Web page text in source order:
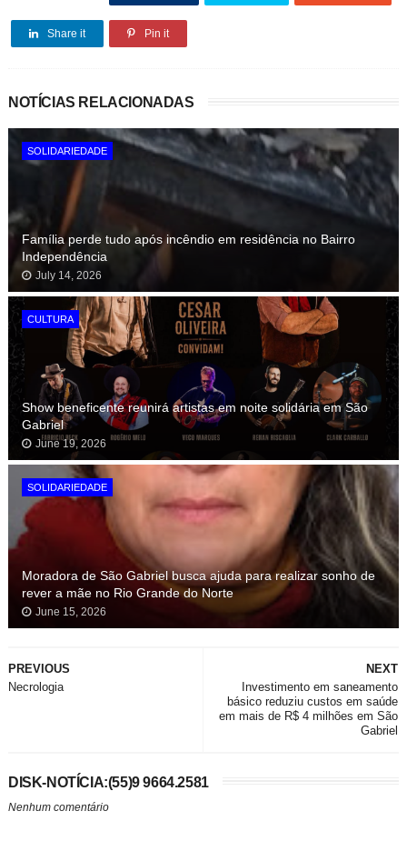
Share it Pin it
NOTÍCIAS RELACIONADAS
SOLIDARIEDADE
Família perde tudo após incêndio em residência no Bairro
Independência
July 14, 2026
CULTURA
Show beneficente reunirá artistas em noite solidária em São
Gabriel
June 19, 2026
SOLIDARIEDADE
Moradora de São Gabriel busca ajuda para realizar sonho de
rever a mãe no Rio Grande do Norte
June 15, 2026
NEXT
Investimento em saneamento
básico reduziu custos em saúde
em mais de R$ 4 milhões em São
Gabriel
PREVIOUS
Necrologia
DISK-NOTÍCIA:(55)9 9664.2581
Nenhum comentário